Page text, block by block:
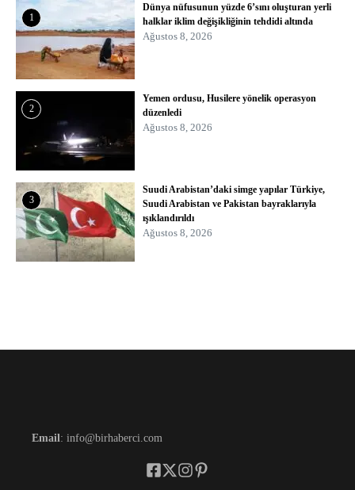
1
Dünya nüfusunun yüzde 6’sını oluşturan yerli
halklar iklim değişikliğinin tehdidi altında
Ağustos 8, 2026
2
Yemen ordusu, Husilere yönelik operasyon
düzenledi
Ağustos 8, 2026
3
Suudi Arabistan’daki simge yapılar Türkiye,
Suudi Arabistan ve Pakistan bayraklarıyla
ışıklandırıldı
Ağustos 8, 2026
Email : info@birhaberci.com